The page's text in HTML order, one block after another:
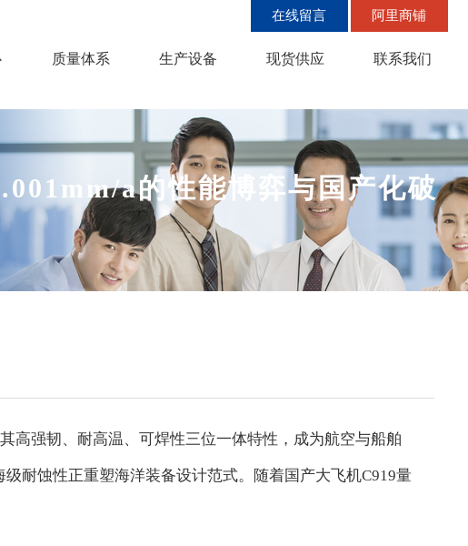
质量体系 生产设备 现货供应 联系我们
在线留言 阿里商铺
a的性能博弈与国产化破
高强韧、耐高温、可焊性三位一体特性，成为航空与船舶
耐蚀性正重塑海洋装备设计范式。随着国产大飞机C919量